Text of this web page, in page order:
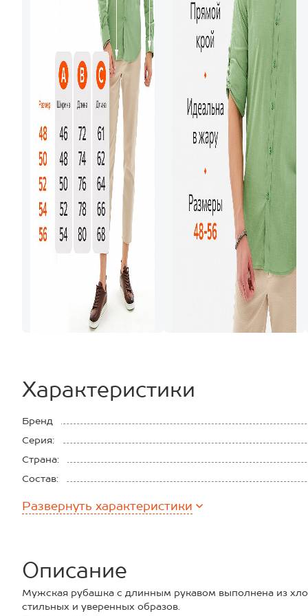
Характеристики
Бренд
Серия:
Страна:
Состав:
Развернуть характеристики
Описание
Мужская рубашка с длинным рукавом выполнена из
стильных и уверенных образов.